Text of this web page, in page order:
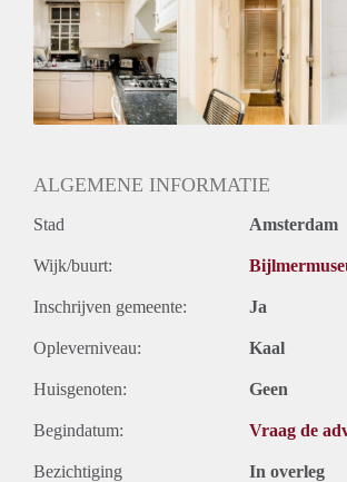
ALGEMENE INFORMATIE
Stad Amsterdam
Wijk/buurt:
Inschrijven gemeente: Ja
Opleverniveau: Kaal
Huisgenoten: Geen
Begindatum: Vraag de
Bezichtiging In overleg